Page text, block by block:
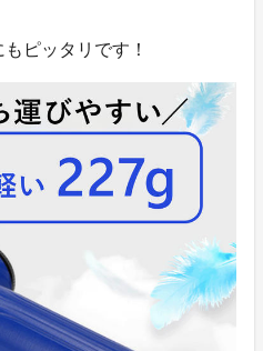
ピッタリです！